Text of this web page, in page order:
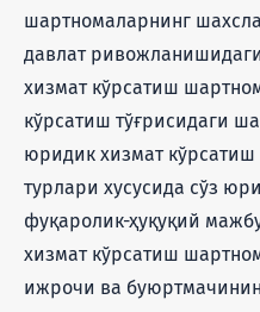
шартномаларнинг
давлат
хизмат кўрсатиш
кўрсатиш тўғрисидаги
юридик хизмат
турлари хусусида сўз
фуқаролик-ҳуқуқий
хизмат кўрсатиш
ижрочи ва